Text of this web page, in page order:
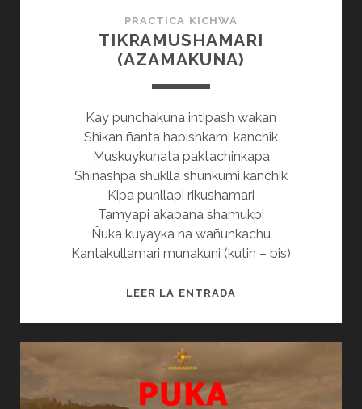
-
GRATIS
PRACTICA KICHWA
TIKRAMUSHAMARI
(AZAMAKUNA)
Kay punchakuna intipash wakan
Shikan ñanta hapishkami kanchik
Muskuykunata paktachinkapa
Shinashpa shuklla shunkumi kanchik
Kipa punllapi rikushamari
Tamyapi akapana shamukpi
Ñuka kuyayka na wañunkachu
Kantakullamari munakuni (kutin – bis)
LEER LA ENTRADA